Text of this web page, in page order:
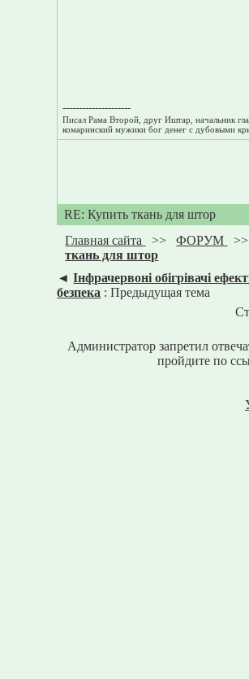
---------------------
Писал Рама Второй, друг Иштар, начальник
комаринский мужики бог денег с дубовыми
RE: Купить ткань для штор
Главная сайта
>>ФОРУМ
ткань для штор
◄Інфрачервоні обігрівачі
безпека : Предыдущая тема
Администратор запретил
пройдите по